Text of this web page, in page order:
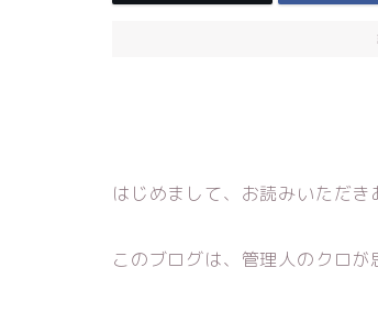
はじめまして、お読みいただき
このブログは、管理人のクロが